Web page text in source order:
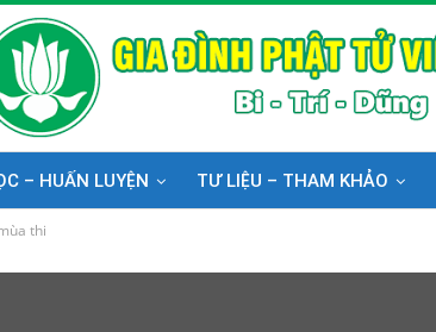
– HUẤN LUYỆN TƯ LIỆU – THAM KHẢO
thi